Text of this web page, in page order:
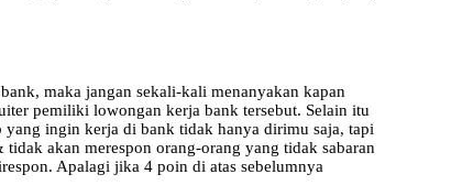
maka jangan sekali-kali menanyakan kapan
pemiliki lowongan kerja bank tersebut. Selain itu
yang ingin kerja di bank tidak hanya dirimu saja, tapi
akan merespon orang-orang yang tidak sabaran
Apalagi jika 4 poin di atas sebelumnya